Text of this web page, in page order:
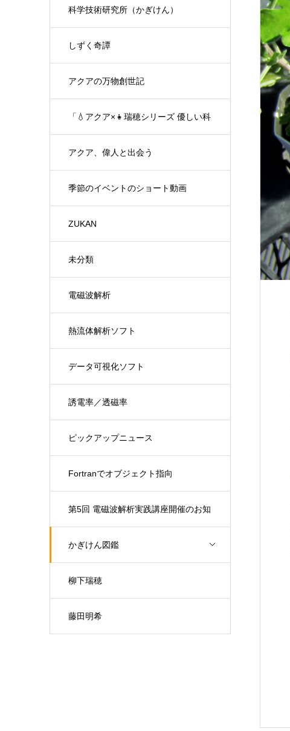
科学技術研究所（かぎけん）
しずく奇譚
アクアの万物創世記
「💧アクア×👧瑞穂シリーズ 優しい科
学の対話」
アクア、偉人と出会う
季節のイベントのショート動画
ZUKAN
未分類
電磁波解析
熱流体解析ソフト
データ可視化ソフト
誘電率／透磁率
ピックアップニュース
Fortranでオブジェクト指向
第5回 電磁波解析実践講座開催のお知
らせ（開催日：9月30日)
かぎけん図鑑
柳下瑞穂
藤田明希